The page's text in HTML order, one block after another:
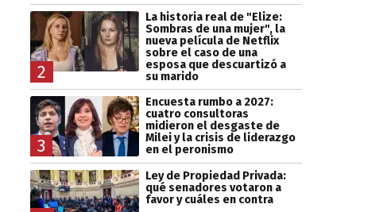
2
La historia real de "Elize:
Sombras de una mujer", la
nueva película de Netflix
sobre el caso de una
esposa que descuartizó a
su marido
3
Encuesta rumbo a 2027:
cuatro consultoras
midieron el desgaste de
Milei y la crisis de liderazgo
en el peronismo
Ley de Propiedad Privada:
qué senadores votaron a
favor y cuáles en contra